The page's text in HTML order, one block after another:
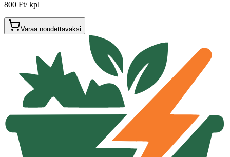
800 Ft/kpl
Varaa noudettavaksi